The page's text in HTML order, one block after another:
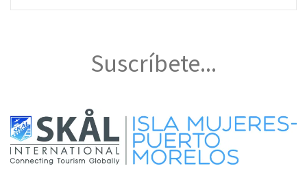
Suscríbete...